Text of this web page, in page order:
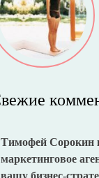
Тимофей Сорокин
маркетинговое
вашу бизнес-